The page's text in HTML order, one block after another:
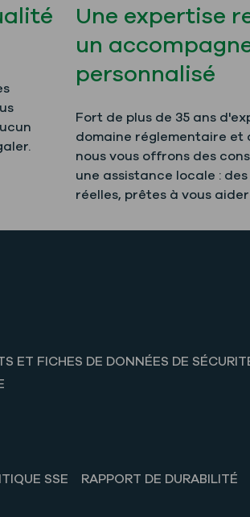
Une expertise
un
personnalisé
Fort de plus de 35 ans
domaine réglementaire et
nous vous offrons des
une assistance locale :
réelles, prêtes à vous aider
ET FICHES DE DONNÉES DE
SSE RAPPORT DE DURABILITÉ